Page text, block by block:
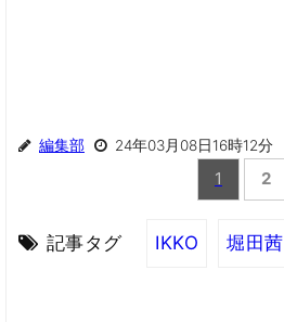
編集部 24年03月08日16時12分
1 2
記事タグ IKKO 堀田茜